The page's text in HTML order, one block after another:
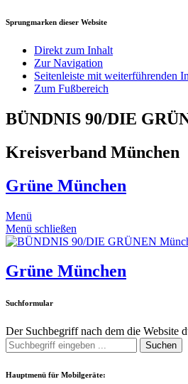
Sprungmarken dieser Website
Direkt zum Inhalt
Zur Navigation
Seitenleiste mit weiterführenden
Zum Fußbereich
BÜNDNIS 90/DIE
Kreisverband München
Grüne München
Menü
Menü schließen
Grüne München
Suchformular
Der Suchbegriff nach dem die Website
Suchen
Hauptmenü für Mobilgeräte: